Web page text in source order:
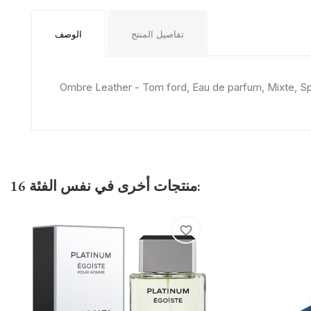
الوصف تفاصيل المنتج
Ombre Leather - Tom ford, Eau de parfum, Mixte,
16 منتجات أخرى في نفس الفئة:
favorite_border